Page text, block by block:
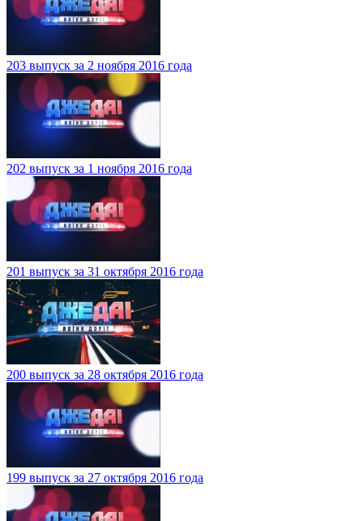
203 выпуск за 2 ноября 2016 года
202 выпуск за 1 ноября 2016 года
201 выпуск за 31 октября 2016 года
200 выпуск за 28 октября 2016 года
199 выпуск за 27 октября 2016 года